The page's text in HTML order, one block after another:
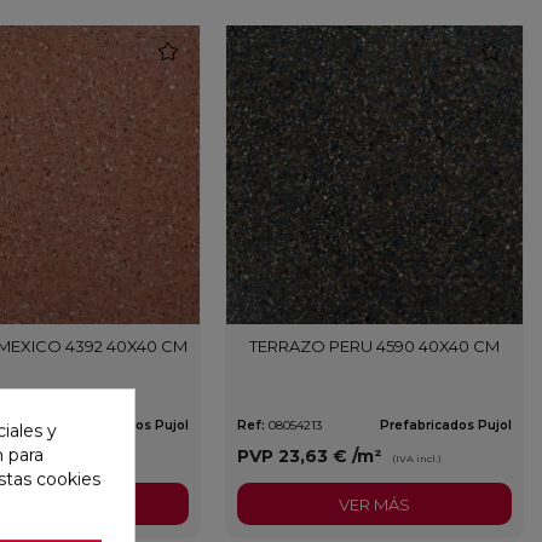
4392 40X40 CM
Prefabricados Pujol
€/m²
favorite
TERRAZO PERU 4590 40X40 CM
Ref: 08054213 Prefabricados Pujol
PVP 23,63 €/m² (IVA incl.)
favorite
VER MÁS
y
para
cookies